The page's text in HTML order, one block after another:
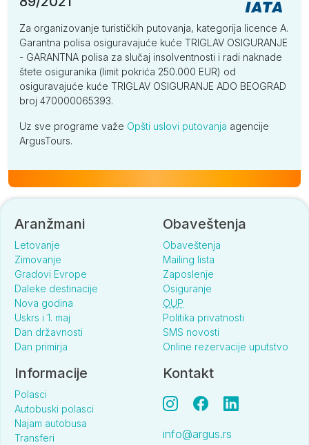
Za organizovanje turističkih putovanja, kategorija licence A.
Garantna polisa osiguravajuće kuće TRIGLAV OSIGURANJE
- GARANTNA polisa za slučaj insolventnosti i radi naknade
štete osiguranika (limit pokrića 250.000 EUR) od
osiguravajuće kuće TRIGLAV OSIGURANJE ADO BEOGRAD
broj 470000065393.
Uz sve programe važe Opšti uslovi putovanja agencije
ArgusTours.
Aranžmani
Letovanje
Zimovanje
Gradovi Evrope
Daleke destinacije
Nova godina
Uskrs i 1. maj
Dan državnosti
Dan primirja
Obaveštenja
Obaveštenja
Mailing lista
Zaposlenje
Osiguranje
OUP
Politika privatnosti
SMS novosti
Online rezervacije uputstvo
Informacije
Polasci
Autobuski polasci
Najam autobusa
Transferi
Kontakt
info@argus.rs